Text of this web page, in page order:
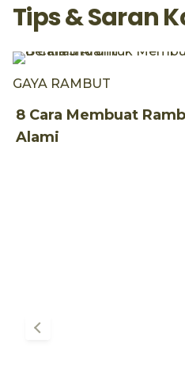
Tips & Saran
GAYA RAMBUT
8 Cara Membuat
Alami